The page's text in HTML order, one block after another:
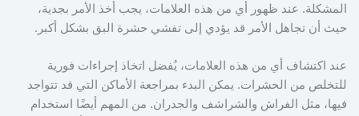
المشكلة. عند ظهور أي من هذه العلامات، يجب أخذ الأمر بجدية،
حيث أن تجاهل الأمر قد يؤدي إلى تفشي حشرة البق بشكل أكبر.
عند اكتشاف أي من هذه العلامات، يُفضل اتخاذ إجراءات فورية
للتخلص من الحشرات. يمكن البدء بمراجعة الأماكن التي قد تتواجد
فيها، مثل الفراش والشراشف والجدران. من المهم أيضًا استخدام